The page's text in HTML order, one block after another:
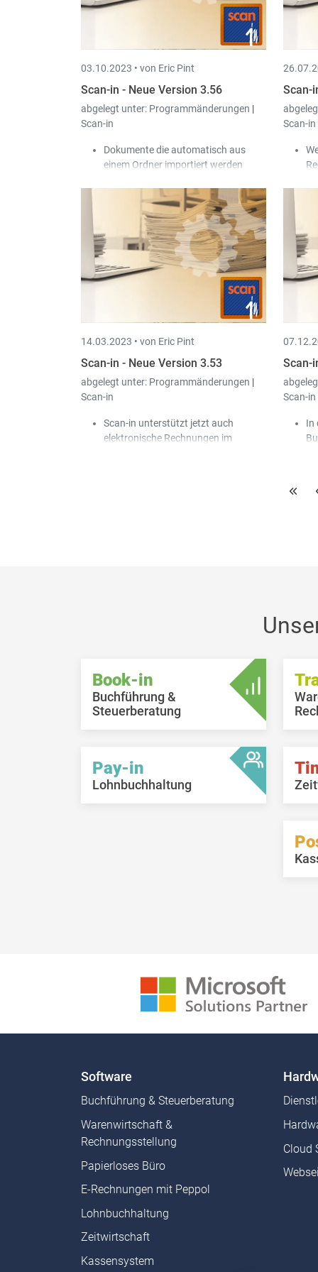
03.10.2023 • von Eric Pint
Scan-in - Neue Version 3.56
abgelegt unter: Programmänderungen |
Scan-in
Dokumente die automatisch aus
einem Ordner importiert werden
importiert werden.
Bei der interaktiven Übergabe von
Scan-in nach Book-in können jetzt
auch die analytischen Konten 4 bis 9
übergeben werden.
Bei der integrierten Nachbearbeitung
einer Vorlage kann man über einen
Knopf zur Pdf Vorschau wechseln
Scan-
Scan-in
14.03.2023 • von Eric Pint
Scan-in - Neue Version 3.53
abgelegt unter: Programmänderungen |
Scan-in
Scan-in unterstützt jetzt auch
elektronische Rechnungen im
Scan-
Scan-in
In
Book-in
Buchführung &
Steuerberatung
Pay-in
Lohnbuchhaltung
Software
Buchführung & Steuerberatung
Warenwirtschaft &
Rechnungsstellung
Papierloses Büro
E-Rechnungen mit Peppol
Lohnbuchhaltung
Zeitwirtschaft
Kassensystem
Cloud